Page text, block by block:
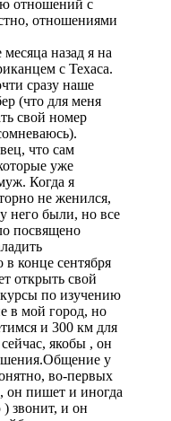
отношений с
отношениями
назад я на
с Техаса.
сразу наше
(что для меня
свой номер
что сам
уже
Когда я
не женился,
него были, но все
посвящено
в конце сентября
открыть свой
курсы по изучению
в мой город, но
и 300 км для
якобы , он
у
во-первых
он пишет и иногда
) звонит, и он